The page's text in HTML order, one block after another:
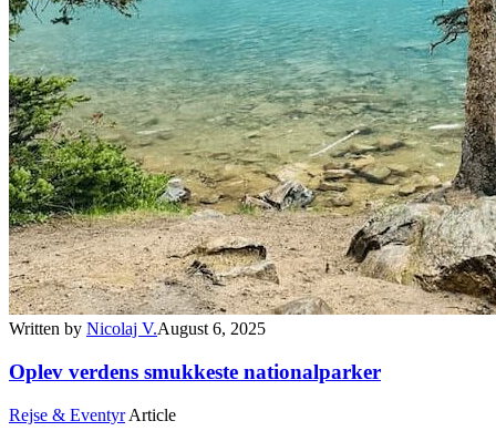
Written by Nicolaj V.August 6, 2025
Oplev verdens smukkeste nationalparker
Rejse & EventyrArticle